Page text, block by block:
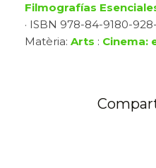
Filmografías
· ISBN 978-84-9180-
Matèria: Arts : Cinema: